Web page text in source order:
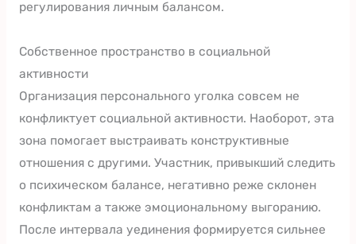
регулирования личным балансом.
Собственное пространство в социальной
активности
Организация персонального уголка совсем не
конфликтует социальной активности. Наоборот, эта
зона помогает выстраивать конструктивные
отношения с другими. Участник, привыкший следить
о психическом балансе, негативно реже склонен
конфликтам а также эмоциональному выгоранию.
После интервала уединения формируется сильнее